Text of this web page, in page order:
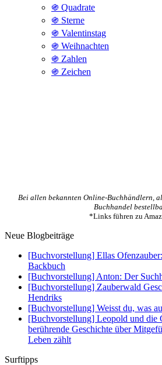
֍ Quadrate
֍ Sterne
֍ Valentinstag
֍ Weihnachten
֍ Zahlen
֍ Zeichen
Bei allen bekannten Online-Buchhändlern,
Buchhandel
*Links führen zu
Neue Blogbeiträge
[Buchvorstellung] Ellas
Backbuch
[Buchvorstellung] Anton: Der
[Buchvorstellung] Zauberwald
Hendriks
[Buchvorstellung] Weisst du, was
[Buchvorstellung] Leopold und die
berührende Geschichte über
Leben zählt
Surftipps